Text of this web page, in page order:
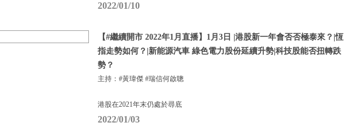
2022/01/10
【#繼續開市 2022年1月直播】1月3日 |港股新一年會否否極泰來？|恆
指走勢如何？|新能源汽車 綠色電力股份延續升勢|科技股能否扭轉跌
勢？
主持：#黃瑋傑 #瑞信何啟聰
港股在2021年末仍處於尋底
2022/01/03